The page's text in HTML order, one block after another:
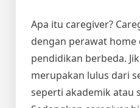
Apa itu caregiver?
dengan perawat
pendidikan berbeda.
merupakan lulus dari
seperti akademik atau